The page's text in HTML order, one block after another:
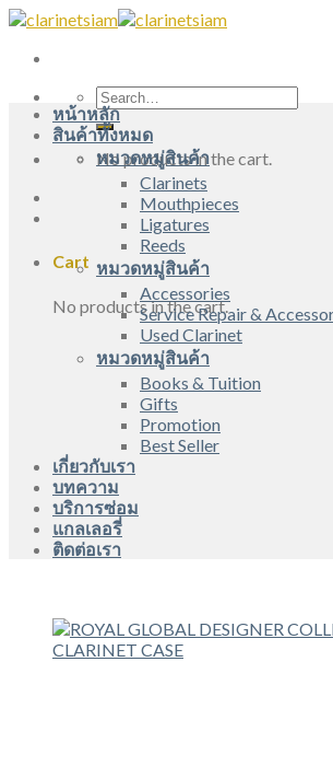
Skip
content
Search
for:
No products in the cart.
Cart
No products in the cart.
หน้าหลัก
สินค้าทั้งหมด
หมวดหมู่สินค้า
Clarinets
Mouthpieces
Ligatures
Reeds
หมวดหมู่สินค้า
Accessories
Service Repair &
Used Clarinet
หมวดหมู่สินค้า
Books & Tuition
Gifts
Promotion
Best Seller
เกี่ยวกับเรา
บทความ
บริการซ่อม
แกลเลอรี่
ติดต่อเรา